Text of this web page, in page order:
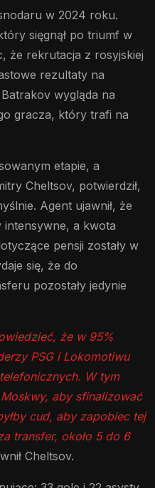
w 2024 roku.
sięgnął po triumf w
że rekrutacja z rosyjskiej
rezultaty na
wygląda na
gracza, który trafi na
etapie, a
Cheltsov, potwierdził,
Agent ujawnił, że
intensywne, a kwota
pensji zostały w
się, że do
pozostały jedynie
że w 95%
PSG i Lokomotiwu
W tym
aby sfinalizować
cud, aby zapobiec tej
transfer, około 5 do 6
Cheltsov.